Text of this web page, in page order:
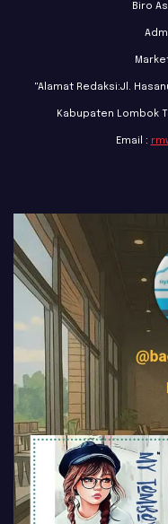
Biro
"Alamat Redaksi:Jl.
Kabupaten Lombok
Email :